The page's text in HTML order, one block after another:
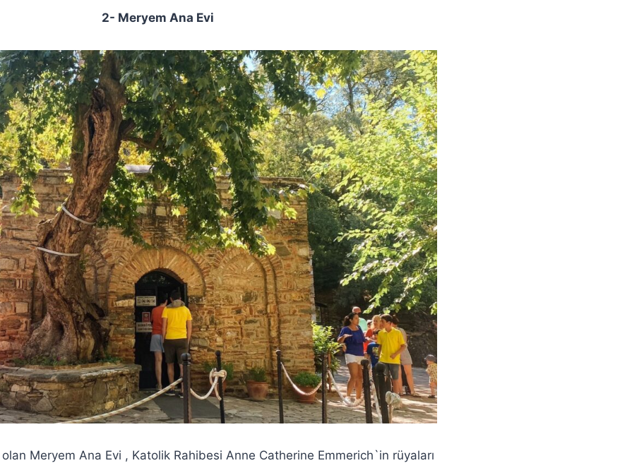
2- Meryem Ana Evi
Meryem Ana Evi , Katolik Rahibesi Anne Catherine Emmerich`in rüyaları